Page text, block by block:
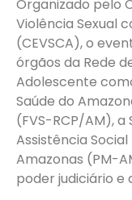
Organizado pelo
Violência Sexual
(CEVSCA), o
órgãos da Rede
Adolescente
Saúde do
(FVS-RCP/AM),
Assistência
Amazonas (PM-
poder judiciário e